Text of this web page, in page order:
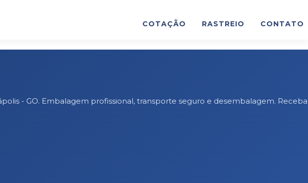
COTAÇÃO RASTREIO CONTATO
- GO. Embalagem profissional, transporte seguro e desembalagem. Receba